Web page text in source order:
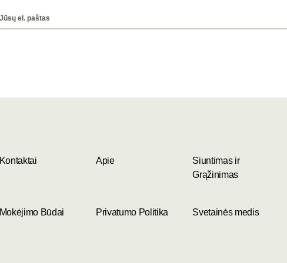
Kontaktai Apie
Siuntimas ir
Grąžinimas
Mokėjimo Būdai Privatumo Politika Svetainės medis